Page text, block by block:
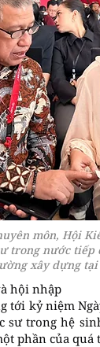
môn, Hội
trong nước
xây dựng
hội nhập
kỷ niệm
trong hệ
phần của